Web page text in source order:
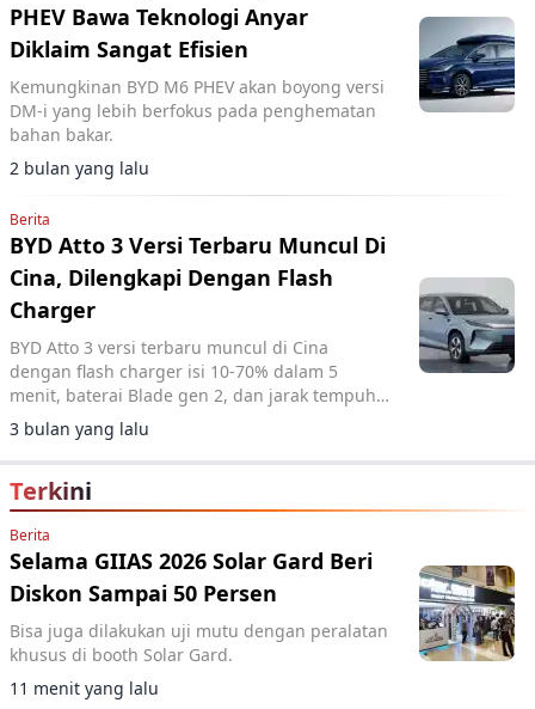
PHEV Bawa Teknologi Anyar
Diklaim Sangat Efisien
Kemungkinan BYD M6 PHEV akan boyong versi
DM-i yang lebih berfokus pada penghematan
bahan bakar.
2 bulan yang lalu
Berita
BYD Atto 3 Versi Terbaru Muncul Di
Cina, Dilengkapi Dengan Flash
Charger
BYD Atto 3 versi terbaru muncul di Cina
dengan flash charger isi 10-70% dalam 5
menit, baterai Blade gen 2, dan jarak tempuh
hingga 630 km CLTC.
3 bulan yang lalu
Terkini
Berita
Selama GIIAS 2026 Solar Gard Beri
Diskon Sampai 50 Persen
Bisa juga dilakukan uji mutu dengan peralatan
khusus di booth Solar Gard.
11 menit yang lalu